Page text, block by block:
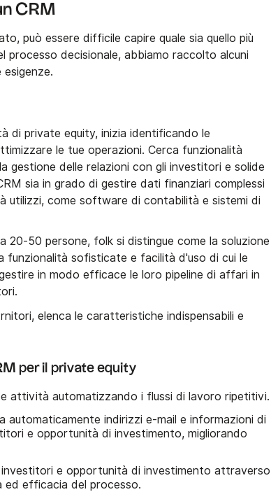
CRM
può essere difficile capire quale sia quello più
processo decisionale, abbiamo raccolto alcuni
di private equity, inizia identificando le
le tue operazioni. Cerca funzionalità
gestione delle relazioni con gli investitori e solide
sia in grado di gestire dati finanziari complessi
utilizzi, come software di contabilità e sistemi di
20-50 persone, folk si distingue come la soluzione
sofisticate e facilità d'uso di cui le
in modo efficace le loro pipeline di affari in
elenca le caratteristiche indispensabili e
per il private equity
attività automatizzando i flussi di lavoro ripetitivi.
automaticamente indirizzi e-mail e informazioni di
e opportunità di investimento, migliorando
e opportunità di investimento attraverso
ed efficacia del processo.